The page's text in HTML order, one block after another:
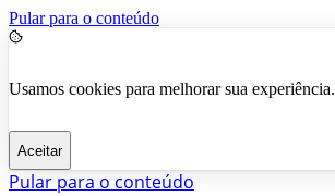
Pular para o conteúdo
Usamos cookies para melhorar sua experiência.
Aceitar
Pular para o conteúdo